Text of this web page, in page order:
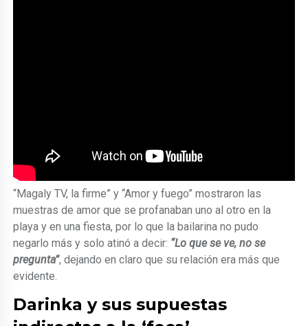
“Magaly TV, la firme” y “Amor y fuego” mostraron las
muestras de amor que se profanaban uno al otro en la
playa y en una fiesta, por lo que la bailarina no pudo
negarlo más y solo atinó a decir: “Lo que se ve, no se
pregunta”, dejando en claro que su relación era más que
evidente.
Darinka y sus supuestas